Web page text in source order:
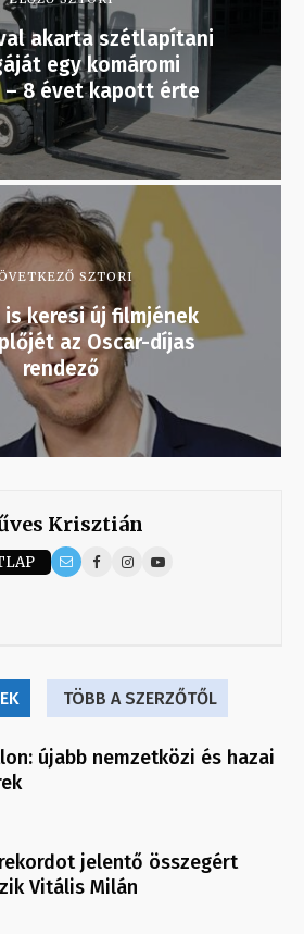
akarta szétlapítani
egy komáromi
– 8 évet kapott érte
SZTORI
is keresi új filmjének
az Oscar-díjas
rendező
Krisztián
TÖBB A SZERZŐTŐL
újabb nemzetközi és hazai
jelentő összegért
Vitális Milán